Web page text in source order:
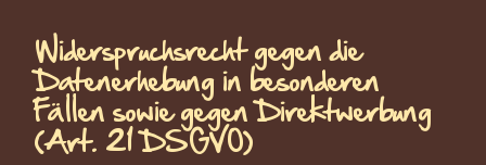
Widerspruchsrecht gegen die
Datenerhebung in besonderen
Fällen sowie gegen Direktwerbung
(Art. 21 DSGVO)